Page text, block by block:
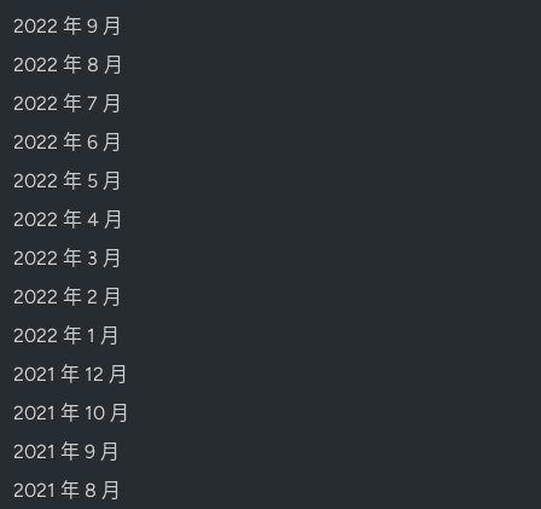
2022 年 9 月
2022 年 8 月
2022 年 7 月
2022 年 6 月
2022 年 5 月
2022 年 4 月
2022 年 3 月
2022 年 2 月
2022 年 1 月
2021 年 12 月
2021 年 10 月
2021 年 9 月
2021 年 8 月